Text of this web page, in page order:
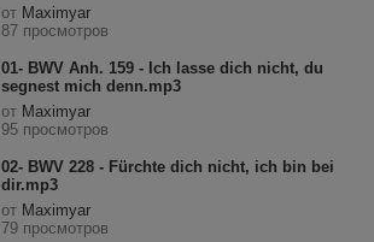
от Maximyar
87 просмотров
01- BWV Anh. 159 - Ich lasse dich nicht, du
segnest mich denn.mp3
от Maximyar
95 просмотров
02- BWV 228 - Fürchte dich nicht, ich bin bei
dir.mp3
от Maximyar
79 просмотров